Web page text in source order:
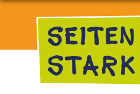
Direkt zum Inhalt